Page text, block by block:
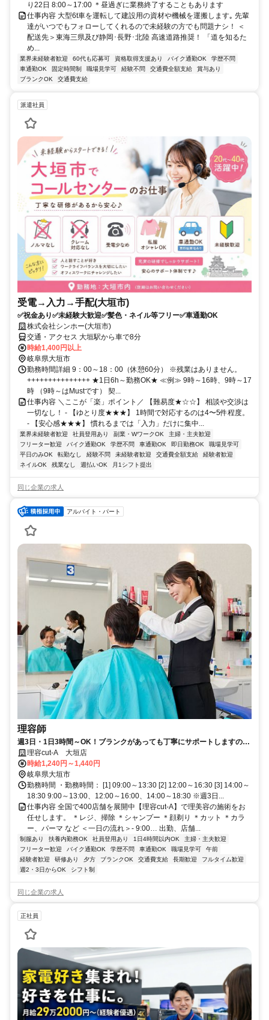
り22日 8:00～17:00 ＊昼過ぎに業務終了することもあります
仕事内容 大型6t車を運転して建設用の資材や機械を運搬します｡ 先輩
達がいつでもフォローしてくれるので未経験の方でも問題ナシ！ ＜
配送先＞東海三県及び静岡･長野･北陸 高速道路推奨！ 「道を知るた
め...
業界未経験者歓迎 60代も応募可 資格取得支援あり バイク通勤OK
学歴不問
車通勤OK
固定時間制 職場見学可 経験不問 交通費全額支給
賞与あり
ブランクOK
交通費支給
派遣社員
受電→入力→手配(大垣市)
✅祝金あり✅未経験大歓迎✅髪色・ネイル等フリー✅車通勤OK
株式会社シンホー(大垣市)
交通・アクセス 大垣駅から車で8分
時給1,400円以上
岐阜県大垣市
勤務時間詳細 9：00～18：00（休憩60分） ※残業はありません。
+++++++++++++++ ★1日6h～勤務OK★ ≪例≫ 9時～16時、9時～17
時 （9時～はMustです） 契...
仕事内容 ＼ここが「楽」ポイント／ 【難易度★☆☆】 相談や交渉は
一切なし！ - 【ゆとり度★★★】 1時間で対応するのは4〜5件程度。
- 【安心感★★★】 慣れるまでは「入力」だけに集中...
業界未経験者歓迎 社員登用あり 副業・WワークOK
主婦・主夫歓迎
フリーター歓迎
バイク通勤OK 学歴不問 車通勤OK 即日勤務OK
職場見学可
平日のみOK
転勤なし 経験不問 未経験者歓迎 交通費全額支給
経験者歓迎
ネイルOK
残業なし 週払いOK 月1シフト提出
同じ企業の求人
アルバイト・パート
理容師
週3日・1日3時間～OK！ブランクがあっても丁寧にサポートしますので
もう一度理容師として働きたいという方に♪残業ナシで家庭との両立も安
心◎無理なく続けられる職場です！
理容cut-A 大垣店
時給1,240円～1,440円
岐阜県大垣市
勤務時間 ・勤務時間： [1] 09:00～13:30 [2] 12:00～16:30 [3] 14:00～
18:30 9:00～13:00、12:00～16:00、14:00～18:30 ※週3日...
仕事内容 全国で400店舗を展開中【理容cut-A】で理美容の施術をお
任せします。 ＊レジ、掃除 ＊シャンプー ＊顔剃り ＊カット ＊カラ
ー、パーマ など ＜一日の流れ＞- 9:00… 出勤、店舗...
制服あり 扶養内勤務OK 社員登用あり 1日4時間以内OK
主婦・主夫歓迎
フリーター歓迎
バイク通勤OK 学歴不問 車通勤OK 職場見学可
午前
経験者歓迎
研修あり 夕方 ブランクOK 交通費支給 長期歓迎
フルタイム歓迎
週2・3日からOK
シフト制
同じ企業の求人
正社員